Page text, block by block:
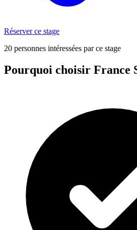
Réserver ce stage
20 personnes intéressées par ce stage
Pourquoi choisir France